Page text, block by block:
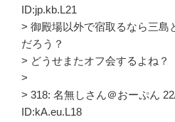
ID:jp.kb.L21
> 御殿場以外で宿取るなら三島
だろう？
> どうせまたオフ会するよね？
>
> 318: 名無しさん＠おーぷん
ID:kA.eu.L18